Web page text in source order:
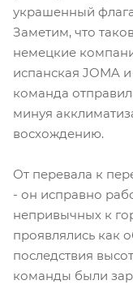
украшенный
Заметим, что
немецкие
испанская JOMA
команда
минуя
восхождению.
От перевала к
- он исправно
непривычных к
проявлялись как
последствия
команды были